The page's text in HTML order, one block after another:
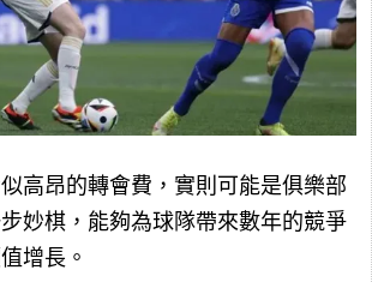
高昂的轉會費，實則可能是俱樂部
妙棋，能夠為球隊帶來數年的競爭
增長。